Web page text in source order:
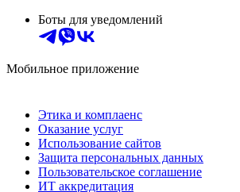
Боты для уведомлений
Мобильное приложение
Этика и комплаенс
Оказание услуг
Использование сайтов
Защита персональных данных
Пользовательское соглашение
ИТ аккредитация